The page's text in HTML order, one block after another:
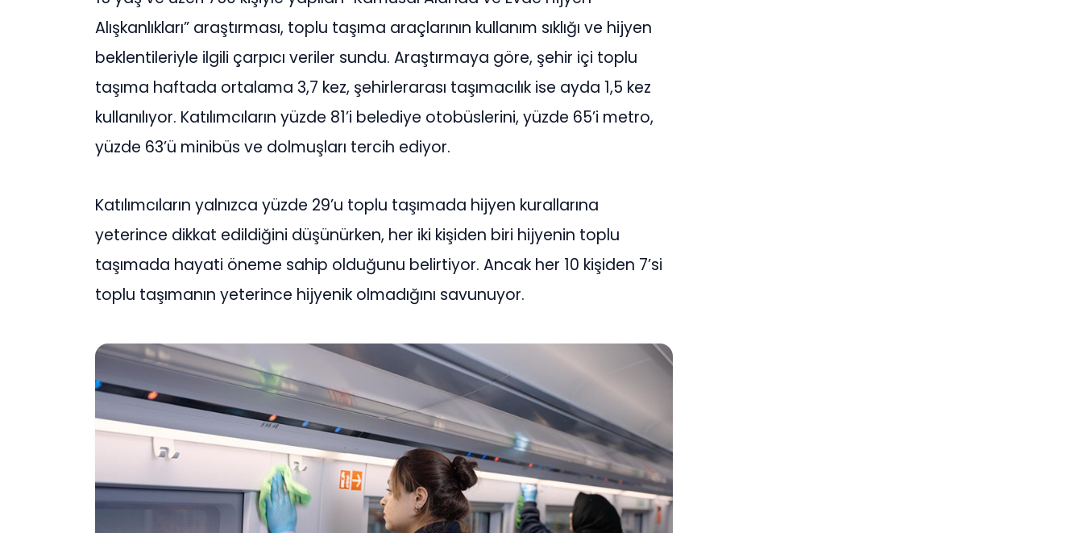
Alışkanlıkları” araştırması, toplu taşıma araçlarının kullanım sıklığı ve hijyen
beklentileriyle ilgili çarpıcı veriler sundu. Araştırmaya göre, şehir içi toplu
taşıma haftada ortalama 3,7 kez, şehirlerarası taşımacılık ise ayda 1,5 kez
kullanılıyor. Katılımcıların yüzde 81’i belediye otobüslerini, yüzde 65’i metro,
yüzde 63’ü minibüs ve dolmuşları tercih ediyor.
Katılımcıların yalnızca yüzde 29’u toplu taşımada hijyen kurallarına
yeterince dikkat edildiğini düşünürken, her iki kişiden biri hijyenin toplu
taşımada hayati öneme sahip olduğunu belirtiyor. Ancak her 10 kişiden 7’si
toplu taşımanın yeterince hijyenik olmadığını savunuyor.